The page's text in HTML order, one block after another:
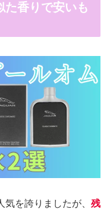
た香りで安いも
を誇りましたが、 残